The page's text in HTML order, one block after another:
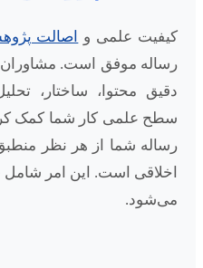
کیفیت علمی و اصالت
رساله موفق است. مشاوران
دقیق محتوا، ساختار،
سطح علمی کار شما کمک
رساله شما از هر نظر
اخلاقی است. این امر شامل
می‌شود.